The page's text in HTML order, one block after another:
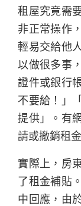
租屋究竟需
非正常操作
輕易交給他
以做很多事
證件或銀行
不要給！」
提供」。有
請或撤銷租
實際上，房
了租金補貼
中回應，由